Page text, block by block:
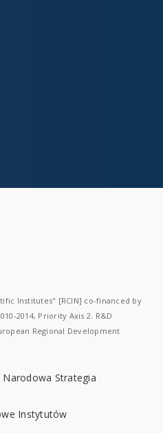
Institutes" [RCIN] co-financed by
2014, Priority Axis 2. R&D
Regional Development